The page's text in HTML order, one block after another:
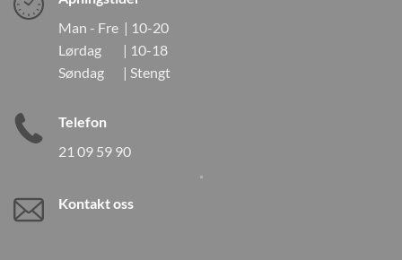
Man - Fre | 10-20
Lørdag | 10-18
Søndag | Stengt
Telefon
21 09 59 90
Kontakt oss